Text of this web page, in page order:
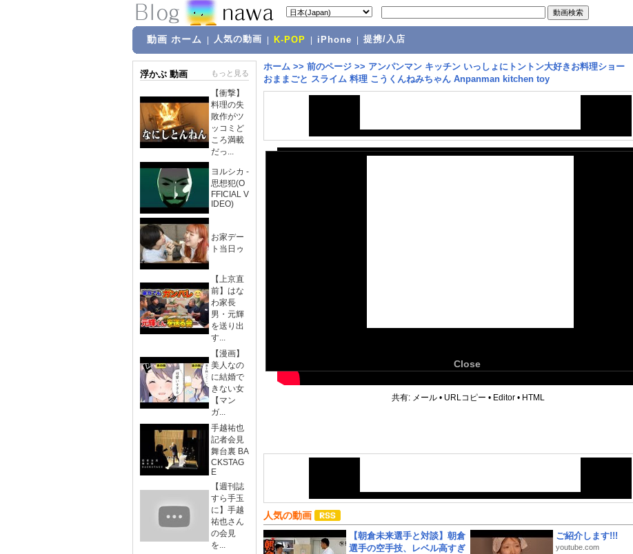
動画 ホーム 人気の動画 K-POP iPhone 提携/入店
浮かぶ 動画 もっと見る
【衝撃】
料理の失
敗作がツ
ッコミど
ころ満載
だっ...
ヨルシカ -
思想犯(O
FFICIAL V
IDEO)
お家デー
ト当日ゥ
【上京直
前】はな
わ家長
男・元輝
を送り出
す...
【漫画】
美人なの
に結婚で
きない女
【マン
ガ...
手越祐也
記者会見
舞台裏 BA
CKSTAG
E
【週刊誌
すら手玉
に】手越
祐也さん
の会見
を...
ホーム >> 前のページ >> アンパンマン キッチン いっしょにトントン大好きお料理ショー
おままごと スライム 料理 こうくんねみちゃん Anpanman kitchen toy
Close
共有: メール • URLコピー • Editor • HTML
人気の動画
【朝倉未来選手と対談】朝倉
選手の空手技、レベル高すぎ
ご紹介します!!!
youtube.com